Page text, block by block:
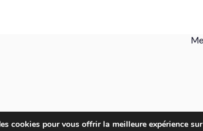
cookies pour vous offrir la meilleure expérience